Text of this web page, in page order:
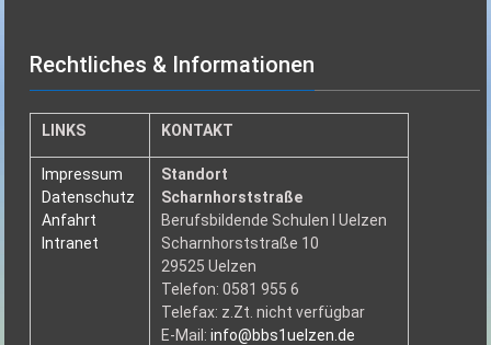
Rechtliches & Informationen
LINKS KONTAKT
Impressum
Datenschutz
Anfahrt
Intranet
Standort
Scharnhorststraße
Berufsbildende Schulen I Uelzen
Scharnhorststraße 10
29525 Uelzen
Telefon: 0581 955 6
Telefax: z.Zt. nicht verfügbar
E-Mail:info@bbs1uelzen.de